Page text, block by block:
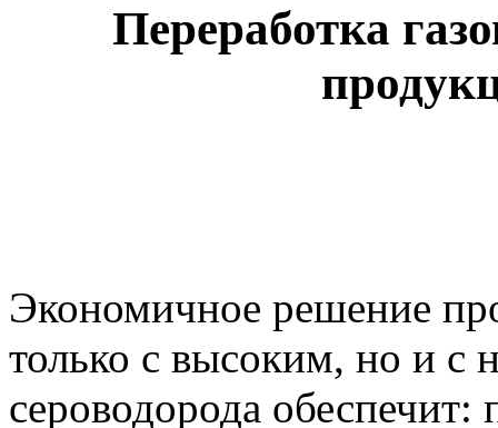
Переработка
Экономичное решение
только с высоким, но и с
сероводорода обеспечит: